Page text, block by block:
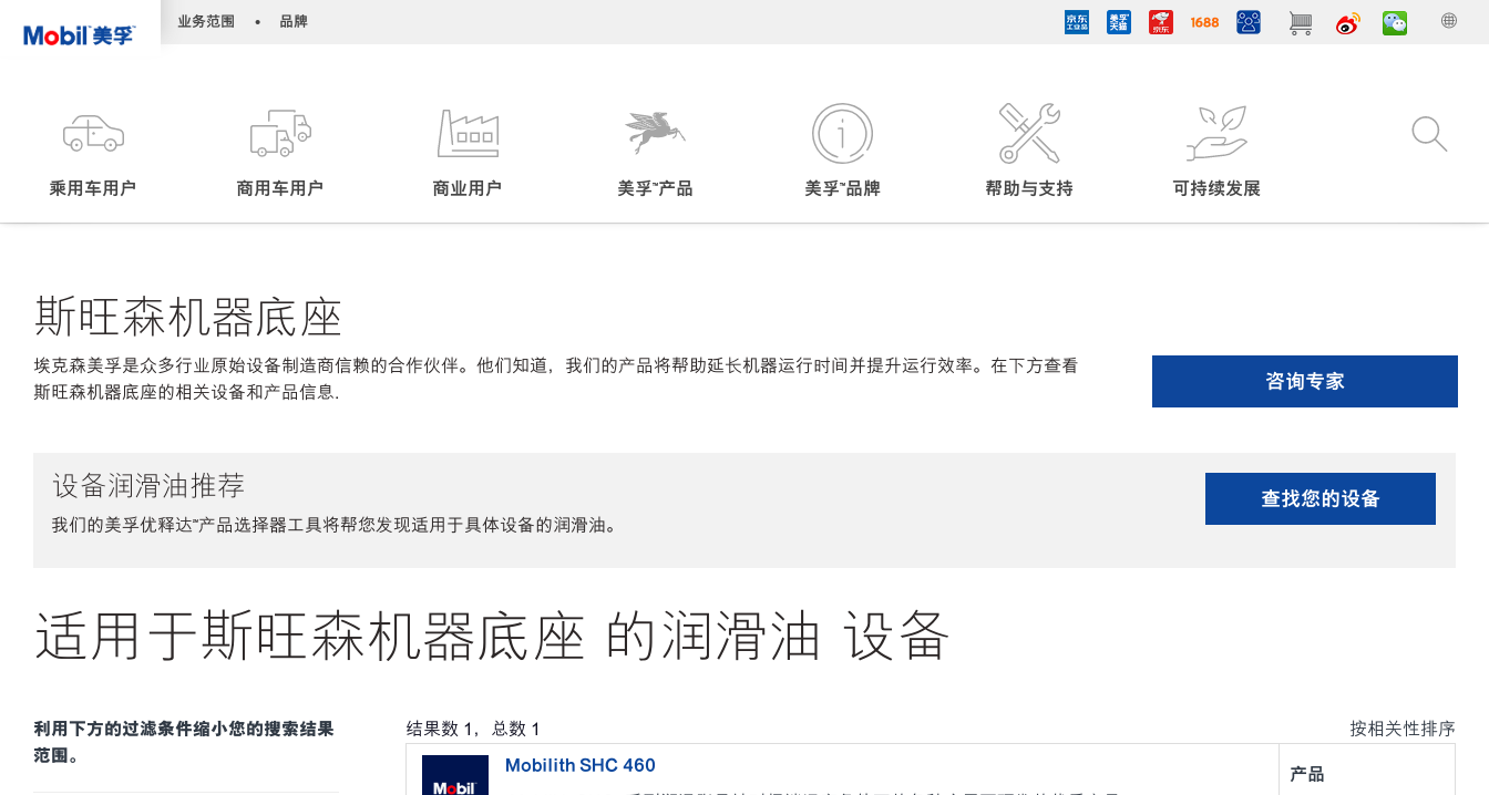
业务范围 • 品牌
乘用车用户 商用车用户 商业用户 美孚™产品 美孚™品牌 帮助与支持 可持续发展
斯旺森机器底座
埃克森美孚是众多行业原始设备制造商信赖的合作伙伴。他们知道，我们的产品将帮助延长机器运行时间并提升运行效率。在下方查看
斯旺森机器底座的相关设备和产品信息.
咨询专家
设备润滑油推荐
我们的美孚优释达℠产品选择器工具将帮您发现适用于具体设备的润滑油。
查找您的设备
适用于斯旺森机器底座 的润滑油 设备
利用下方的过滤条件缩小您的搜索结果
范围。
结果数 1 ，总数 1 按相关性排序
Mobilith SHC 460 产品